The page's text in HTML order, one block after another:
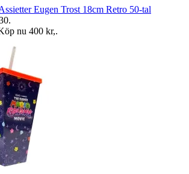
Eugen Trost 18cm Retro 50-tal
.
nu 400 kr,.